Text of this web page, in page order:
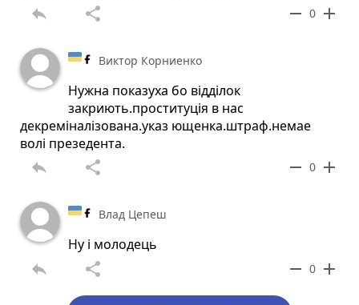
reply share remove 0 add
Виктор Корниенко
Нужна показуха бо вiддiлок
закриють.проституцiя в нас
декремiналiзована.указ ющенка.штраф.немае
волi презедента.
reply share remove 0 add
Влад Цепеш
Ну і молодець
reply share remove 0 add